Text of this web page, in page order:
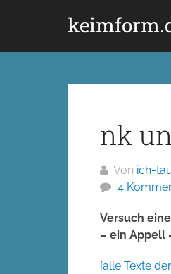
nk
Von ich-
4
Versuch
– ein Appell
[alle Texte